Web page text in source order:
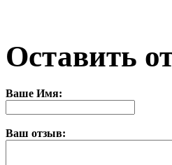
Оставить
Ваше Имя:
Ваш отзыв: